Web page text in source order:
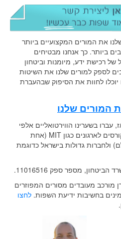
את המורים המקצועיים ביותר
ביותר. כך אנחנו מבטיחים
רכישת ידע, מיומנות וביטחון
לספק למורים שלנו את השיטות
לחוות את הסיפוק שבהעברת
המורים שלנו
הוקמה בשנת 2010. מאז, עברו בשערינו הווירטואליים אלפי
לקוחות בארץ ובעולם, והעברנו קורסים לארגונים כגון MIT (אחת
ולחברות גדולות בישראל כדוגמת
מספר ספק 11016516.
מורכב מעובדים מסורים המפוזרים
בחשיבות ידיעת השפות. לחצו